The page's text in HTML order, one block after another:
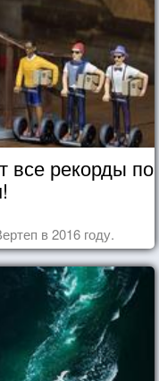
все рекорды по
в 2016 году.